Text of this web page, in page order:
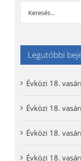
Keresés...
Legutóbbi
Évközi 18.
Évközi 18.
Évközi 18.
Évközi 18.